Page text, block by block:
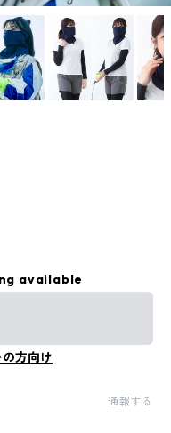
available
方向け
通報する